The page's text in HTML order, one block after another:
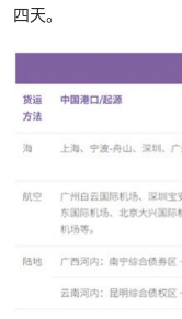
四天。